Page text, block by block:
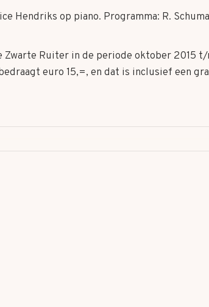
Hendriks op piano. Programma: R.
Zwarte Ruiter in de periode oktober 2015
euro 15,=, en dat is inclusief een